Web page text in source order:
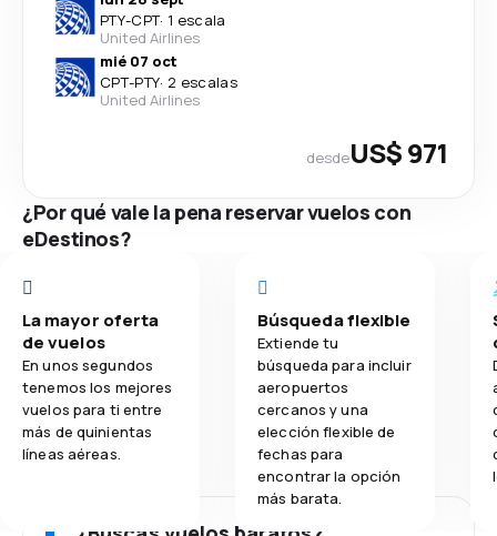
PTY-CPT· 1 escala
United Airlines
mié 07 oct
CPT-PTY· 2 escalas
United Airlines
desdeUS$ 971
¿Por qué vale la pena reservar vuelos con
eDestinos?
La mayor oferta
de vuelos
En unos segundos
tenemos los mejores
vuelos para ti entre
más de quinientas
líneas aéreas.
Búsqueda flexible
Extiende tu
búsqueda para incluir
aeropuertos
cercanos y una
elección flexible de
fechas para
encontrar la opción
más barata.